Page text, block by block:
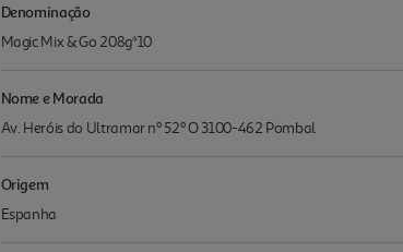
Denominação
Magic Mix & Go 208g*10
Nome e Morada
Av. Heróis do Ultramar nº 52º O 3100-462 Pombal
Origem
Espanha